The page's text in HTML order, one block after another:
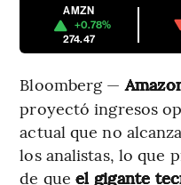
AMZN
+0.78%
274.47
Bloomberg —
proyectó ingresos
actual que no
los analistas, lo que
de queel gigante